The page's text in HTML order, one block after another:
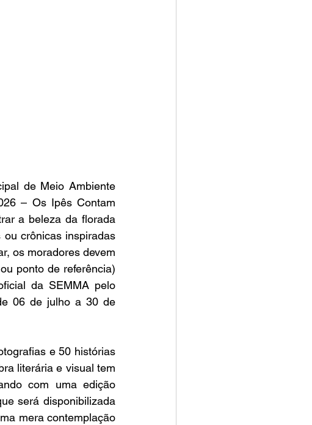
de Meio Ambiente
– Os Ipês Contam
a beleza da florada
crônicas inspiradas
os moradores devem
ponto de referência)
da SEMMA pelo
06 de julho a 30 de
e 50 histórias
literária e visual tem
com uma edição
será disponibilizada
mera contemplação